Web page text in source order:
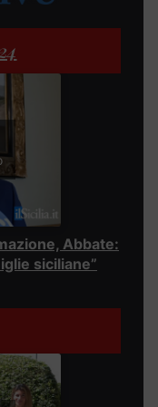
24
Abbate:
siciliane”